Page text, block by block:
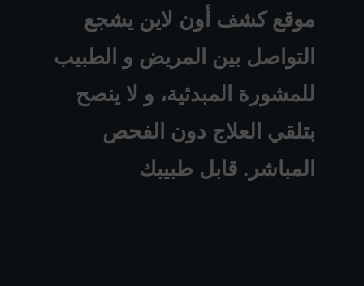
موقع كشف أون لاين يشجع
التواصل بين المريض و الطبيب
للمشورة المبدئية، و لا ينصح
بتلقي العلاج دون الفحص
المباشر. قابل طبيبك